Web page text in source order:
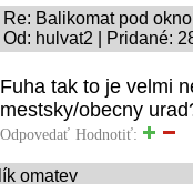
Re: Balikomat pod
Od: hulvat2 | Pridané:
Fuha tak to je velmi
mestsky/obecny
Odpovedať Hodnotiť:
omatev